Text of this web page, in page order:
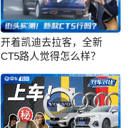
开着凯迪去拉客，全新
CT5路人觉得怎么样？